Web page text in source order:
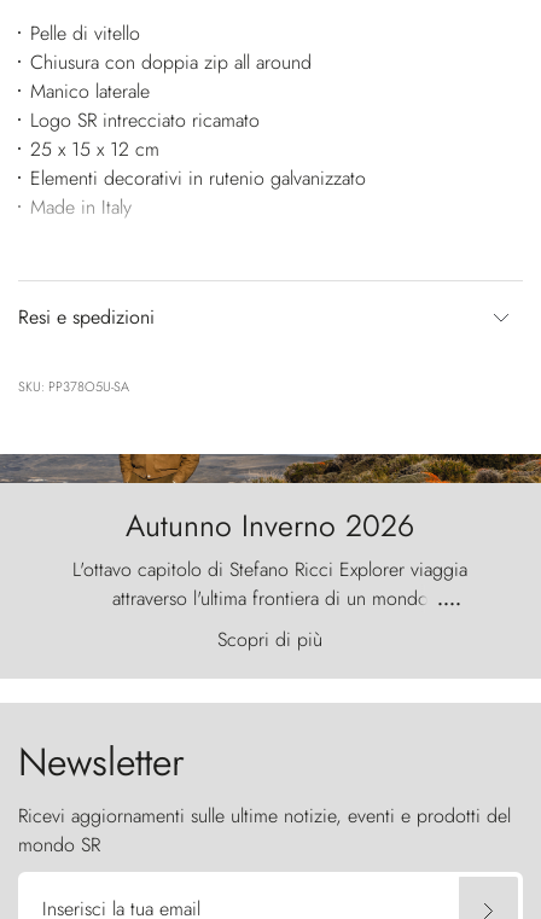
Pelle di vitello
Chiusura con doppia zip all around
Manico laterale
Logo SR intrecciato ricamato
25 x 15 x 12 cm
Elementi decorativi in rutenio galvanizzato
Made in Italy
Resi e spedizioni
SKU: PP378O5U-SA
Autunno Inverno 2026
L'ottavo capitolo di Stefano Ricci Explorer viaggia
attraverso l'ultima frontiera di un mondo
primordiale, dove il vento scolpisce la natura con
furia ancestrale e le Torres del Paine sfidano il
cielo come sentinelle di pietra.
....
Scopri di più
Newsletter
Ricevi aggiornamenti sulle ultime notizie, eventi e prodotti del
mondo SR
Inserisci la tua email